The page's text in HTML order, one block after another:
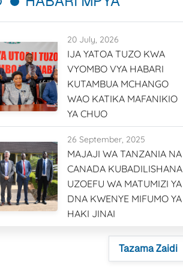
20 July, 2026
IJA YATOA TUZO KWA
VYOMBO VYA HABARI
KUTAMBUA MCHANGO
WAO KATIKA MAFANIKIO
YA CHUO
26 September, 2025
MAJAJI WA TANZANIA NA
CANADA KUBADILISHANA
UZOEFU WA MATUMIZI YA
DNA KWENYE MIFUMO YA
HAKI JINAI
Tazama Zaidi